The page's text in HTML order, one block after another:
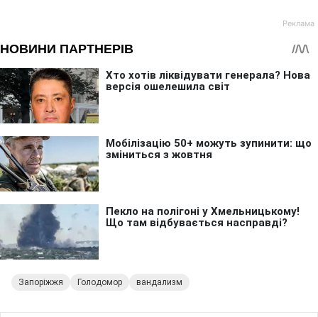
Запоріжжя Голодомор вандализм